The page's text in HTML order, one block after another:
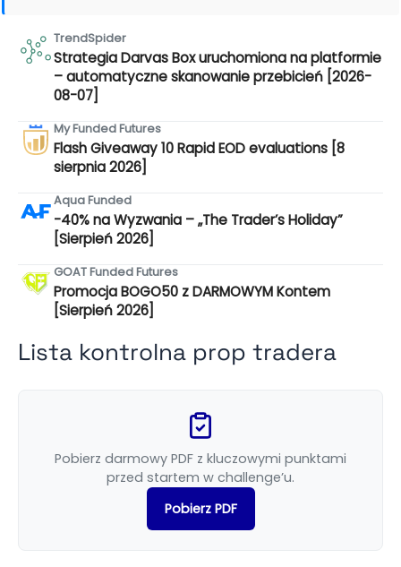
TrendSpider
Strategia Darvas Box uruchomiona na platformie
– automatyczne skanowanie przebicień [2026-
08-07]
My Funded Futures
Flash Giveaway 10 Rapid EOD evaluations [8
sierpnia 2026]
Aqua Funded
-40% na Wyzwania – „The Trader’s Holiday”
[Sierpień 2026]
GOAT Funded Futures
Promocja BOGO50 z DARMOWYM Kontem
[Sierpień 2026]
Lista kontrolna prop tradera
Pobierz darmowy PDF z kluczowymi punktami
przed startem w challenge’u.
Pobierz PDF